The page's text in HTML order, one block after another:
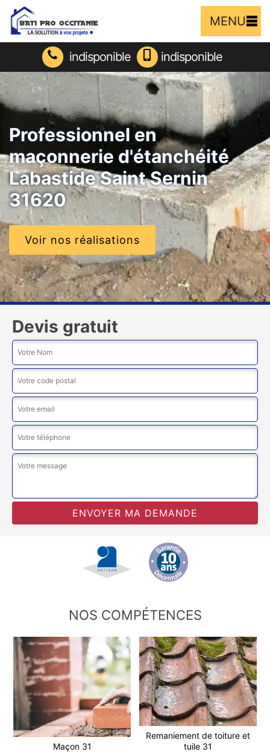
MENU
indisponible indisponible
Professionnel en
maçonnerie d'étanchéité
Labastide Saint Sernin
31620
Voir nos réalisations
Devis gratuit
NOS COMPÉTENCES
Maçon 31
Remaniement de toiture et
tuile 31